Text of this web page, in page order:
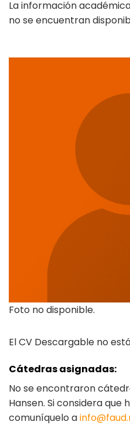
La información
no se encuentran
Foto no disponible.
El CV Descargable no
Cátedras asignadas:
No se encontraron
Hansen. Si considera
comuníquelo a